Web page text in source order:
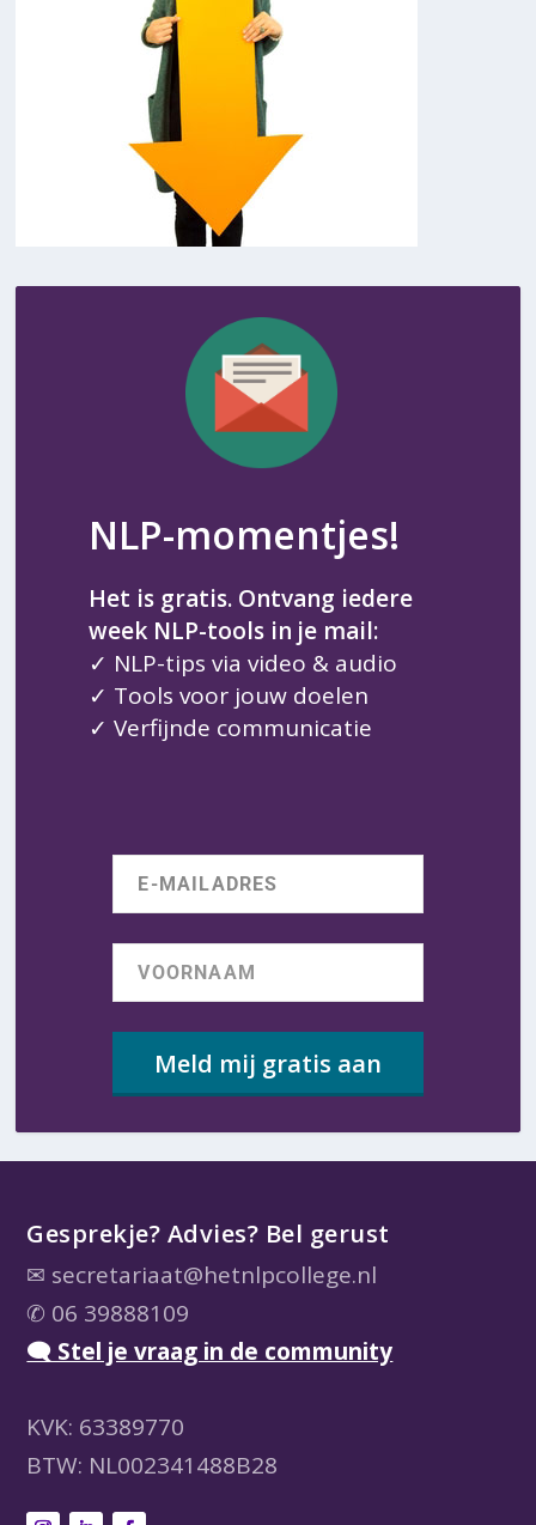
NLP-momentjes!
Het is gratis. Ontvang iedere
week NLP-tools in je mail:
✓ NLP-tips via video & audio
✓ Tools voor jouw doelen
✓ Verfijnde communicatie
Meld mij gratis aan
Gesprekje? Advies? Bel gerust
✉ secretariaat@hetnlpcollege.nl
✆ 06 39888109
🗨 Stel je vraag in de community
KVK: 63389770
BTW: NL002341488B28